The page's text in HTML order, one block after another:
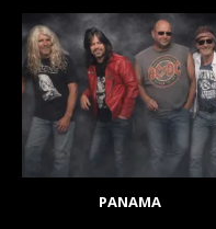
PANAMA